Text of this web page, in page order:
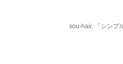
sou-hair. 「シンプ